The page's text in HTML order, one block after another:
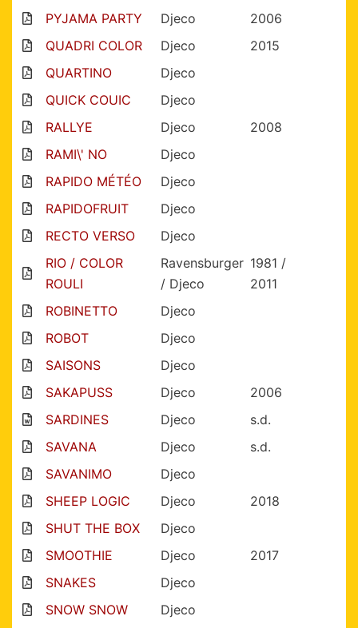
PYJAMA PARTY Djeco
2006
QUADRI COLOR
Djeco
2015
QUARTINO
Djeco
QUICK COUIC
Djeco
RALLYE
Djeco
2008
RAMI\' NO
Djeco
RAPIDO MÉTÉO
Djeco
RAPIDOFRUIT
Djeco
RECTO VERSO
Djeco
RIO / COLOR
ROULI
Ravensburger
/ Djeco
1981 /
2011
ROBINETTO
Djeco
ROBOT
Djeco
SAISONS
Djeco
SAKAPUSS
Djeco
2006
SARDINES
Djeco
s.d.
SAVANA
Djeco
s.d.
SAVANIMO
Djeco
SHEEP LOGIC
Djeco
2018
SHUT THE BOX
Djeco
SMOOTHIE
Djeco
2017
SNAKES
Djeco
SNOW SNOW
Djeco